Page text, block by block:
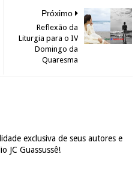
Próximo
Reflexão da
Liturgia para o IV
Domingo da
Quaresma
exclusiva de seus autores e
JC Guassussê!